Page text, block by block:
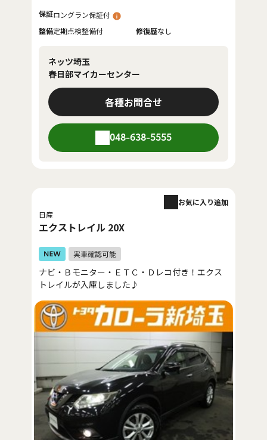
保証ロングラン保証付
整備定期点検整備付 修復歴なし
ネッツ埼玉
春日部マイカーセンター
各種お問合せ
048-638-5555
日産
エクストレイル 20X
お気に入り追加
ナビ・Ｂモニター・ＥＴＣ・Ｄレコ付き！エクス
トレイルが入庫しました♪